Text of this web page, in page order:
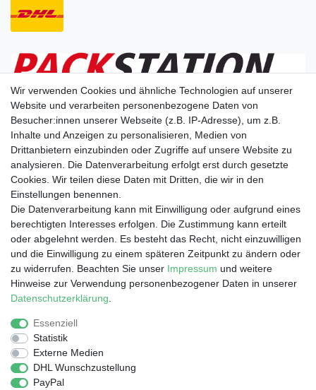
Wir liefern nach
Dein Vorteil
Schnelle Lieferzeiten
Käuferschutz
Datenschutz
Sichere Zahlung durch SSL
Infos
Entsorgung von Elektronik-Altgeräten
Impressum
Wir verwenden Cookies und ähnliche Technologien auf unserer
Website und verarbeiten personenbezogene Daten von
Besucher:innen unserer Webseite (z.B. IP-Adresse), um z.B.
Inhalte und Anzeigen zu personalisieren, Medien von
Drittanbietern einzubinden oder Zugriffe auf unsere Website zu
analysieren. Die Datenverarbeitung erfolgt erst durch gesetzte
Cookies. Wir teilen diese Daten mit Dritten, die wir in den
Einstellungen benennen.
Die Datenverarbeitung kann mit Einwilligung oder aufgrund eines
berechtigten Interesses erfolgen. Die Zustimmung kann erteilt
oder abgelehnt werden. Es besteht das Recht, nicht einzuwilligen
und die Einwilligung zu einem späteren Zeitpunkt zu ändern oder
zu widerrufen. Beachten Sie unser Impressum und weitere
Hinweise zur Verwendung personenbezogener Daten in unserer
Daten­schutz­erklärung
Essenziell
Statistik
Externe Medien
DHL Wunschzustellung
PayPal